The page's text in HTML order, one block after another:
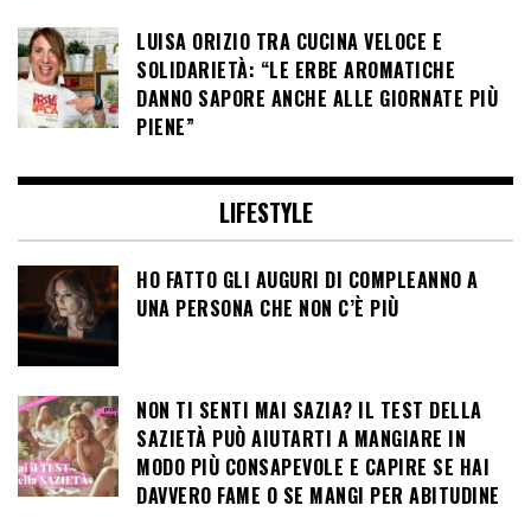
LUISA ORIZIO TRA CUCINA VELOCE E
SOLIDARIETÀ: “LE ERBE AROMATICHE
DANNO SAPORE ANCHE ALLE GIORNATE PIÙ
PIENE”
LIFESTYLE
HO FATTO GLI AUGURI DI COMPLEANNO A
UNA PERSONA CHE NON C’È PIÙ
NON TI SENTI MAI SAZIA? IL TEST DELLA
SAZIETÀ PUÒ AIUTARTI A MANGIARE IN
MODO PIÙ CONSAPEVOLE E CAPIRE SE HAI
DAVVERO FAME O SE MANGI PER ABITUDINE